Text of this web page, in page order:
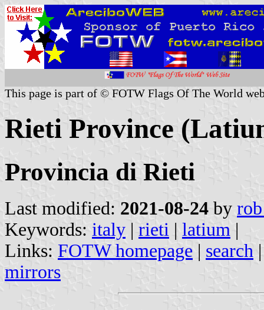
This page is part of © FOTW Flags Of The World
Rieti Province
Provincia di Rieti
Last modified: 2021-08-24 by
Keywords: italy | rieti | latium |
Links: FOTW homepage | search
mirrors